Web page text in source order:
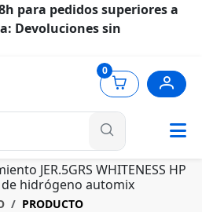
pedidos superiores a
Devoluciones sin
0
JER.5GRS WHITENESS HP
hidrógeno automix
PRODUCTO